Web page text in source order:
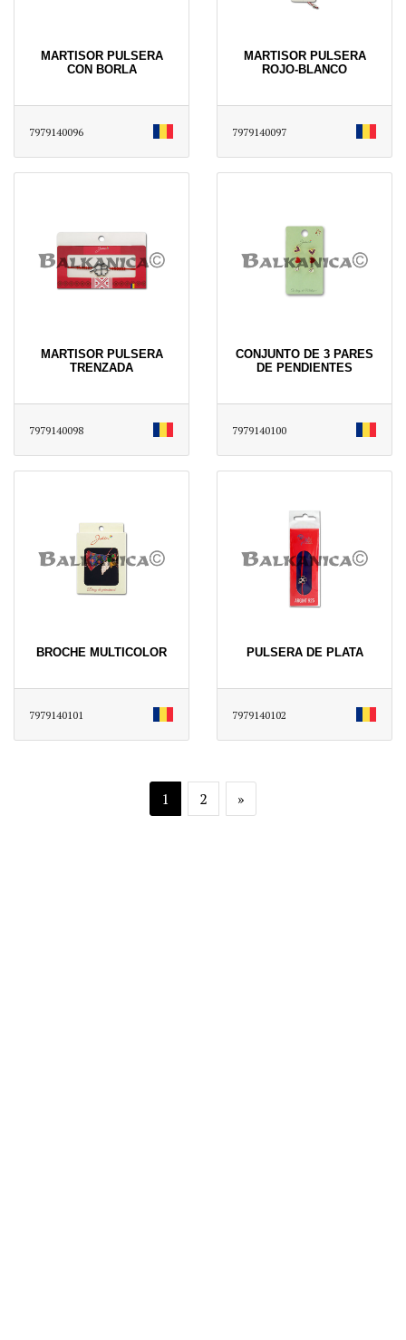
MARTISOR PULSERA
CON BORLA
7979140096
MARTISOR PULSERA
ROJO-BLANCO
7979140097
MARTISOR PULSERA
TRENZADA
7979140098
CONJUNTO DE 3 PARES
DE PENDIENTES
7979140100
BROCHE MULTICOLOR
7979140101
PULSERA DE PLATA
7979140102
1 2 »